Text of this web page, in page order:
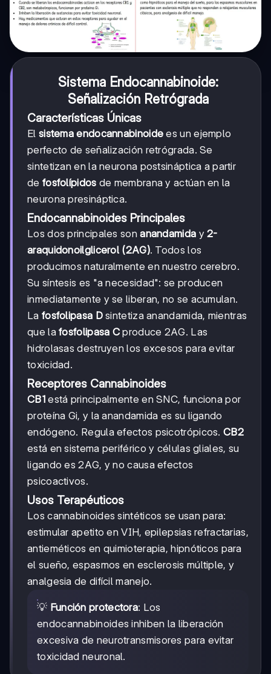
Sistema Endocannabinoide:
Señalización Retrógrada
Características Únicas
El sistema endocannabinoide es un ejemplo
perfecto de señalización retrógrada. Se
sintetizan en la neurona postsináptica a partir
de fosfolípidos de membrana y actúan en la
neurona presináptica.
Endocannabinoides Principales
Los dos principales sonanandamida y2-
araquidonoilglicerol (2AG). Todos los
producimos naturalmente en nuestro cerebro.
Su síntesis es "a necesidad": se producen
inmediatamente y se liberan, no se acumulan.
La fosfolipasa Dsintetiza anandamida, mientras
que lafosfolipasa C produce 2AG. Las
hidrolasas destruyen los excesos para evitar
toxicidad.
Receptores Cannabinoides
CB1está principalmente en SNC, funciona por
proteína Gi, y la anandamida es su ligando
endógeno. Regula efectos psicotrópicos. CB2
está en sistema periférico y células gliales, su
ligando es 2AG, y no causa efectos
psicoactivos.
Usos Terapéuticos
Los cannabinoides sintéticos se usan para:
estimular apetito en VIH, epilepsias refractarias,
antieméticos en quimioterapia, hipnóticos para
el sueño, espasmos en esclerosis múltiple, y
analgesia de difícil manejo.
💡 Función protectora: Los
endocannabinoides inhiben la liberación
excesiva de neurotransmisores para evitar
toxicidad neuronal.